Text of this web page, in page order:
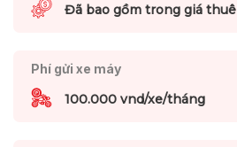
Đã bao gồm trong giá thuê
Phí gửi xe máy
100.000 vnd/xe/tháng